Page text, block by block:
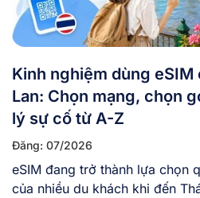
Kinh nghiệm dùng eSIM
Lan: Chọn mạng, chọn
lý sự cố từ A-Z
Đăng: 07/2026
eSIM đang trở thành lựa chọn
của nhiều du khách khi đến